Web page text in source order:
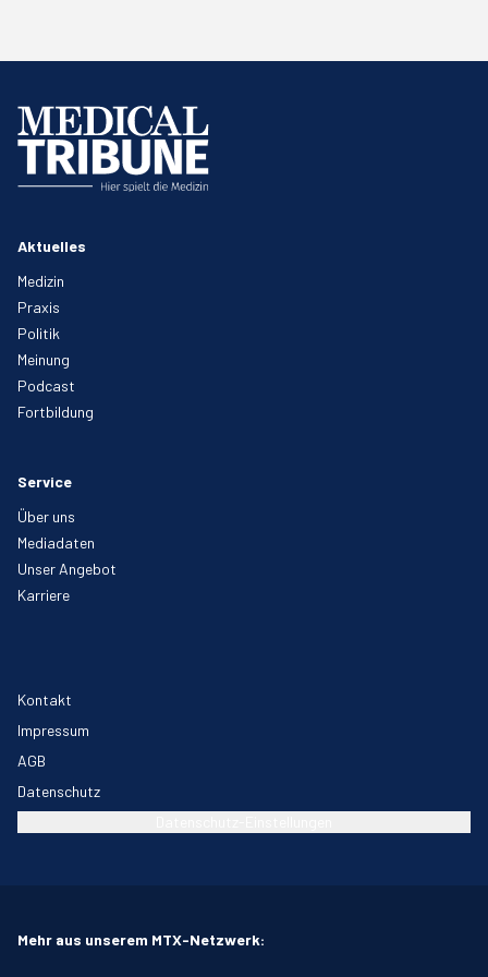
Aktuelles
Medizin
Praxis
Politik
Meinung
Podcast
Fortbildung
Service
Über uns
Mediadaten
Unser Angebot
Karriere
Kontakt
Impressum
AGB
Datenschutz
Mehr aus unserem MTX-Netzwerk: